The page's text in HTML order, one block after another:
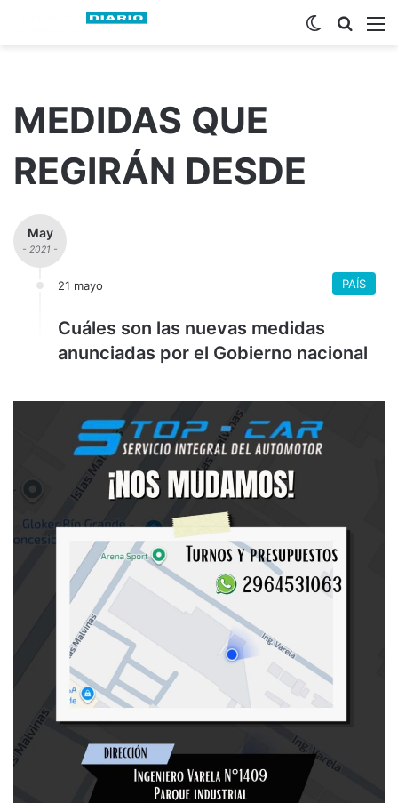
Buscar
Switch skin
MEDIDAS QUE
REGIRÁN DESDE
May
- 2021 -
21 mayo PAÍS
Cuáles son las nuevas medidas
anunciadas por el Gobierno nacional